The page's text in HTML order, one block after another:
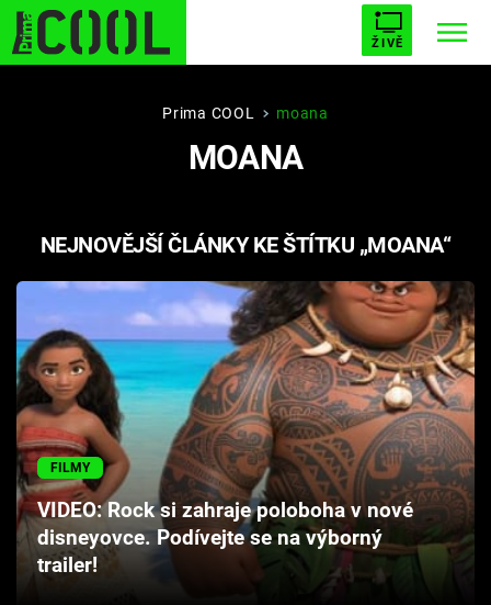
ŽIVĚ
STARHOUSE BUFFY, PŘEMOŽITELKA UPÍRŮ
PLNEJ KOTEL AVENGERS 5
Témata
Filmy
Seriály
Hry
Cool Esport
Pořady
Prima COOL moana
MOANA
NEJNOVĚJŠÍ ČLÁNKY KE ŠTÍTKU „MOANA“
FILMY
VIDEO: Rock si zahraje poloboha v nové
disneyovce. Podívejte se na výborný
trailer!